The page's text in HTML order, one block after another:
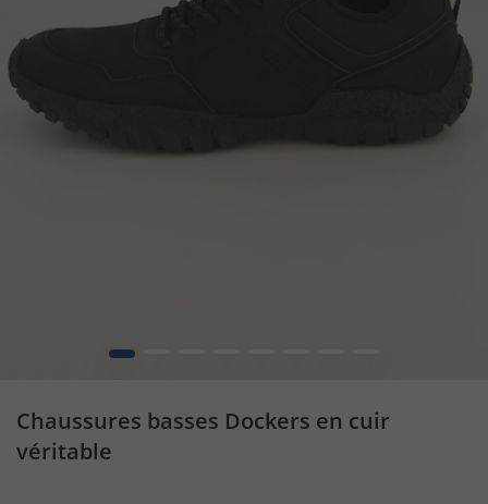
1
Chaussures basses Dockers en cuir
véritable